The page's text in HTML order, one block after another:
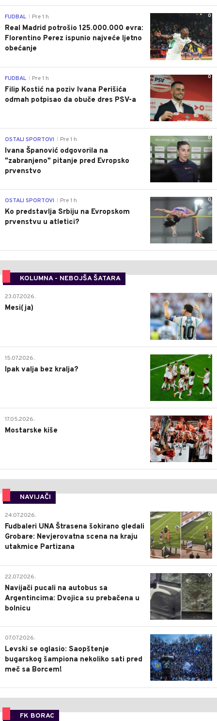
0
FUDBAL Pre 1 h
Real Madrid potrošio 125.000.000 evra:
Florentino Perez ispunio najveće ljetno
obećanje
0
FUDBAL Pre 1 h
Filip Kostić na poziv Ivana Perišića
odmah potpisao da obuče dres PSV-a
0
OSTALI SPORTOVI Pre 1 h
Ivana Španović odgovorila na
"zabranjeno" pitanje pred Evropsko
prvenstvo
0
OSTALI SPORTOVI Pre 1 h
Ko predstavlja Srbiju na Evropskom
prvenstvu u atletici?
KOLUMNA - NEBOJŠA ŠATARA
0
23.07.2026.
Mesi(ja)
2
15.07.2026.
Ipak valja bez kralja?
0
17.05.2026.
Mostarske kiše
NAVIJAČI
0
24.07.2026.
Fudbaleri UNA Štrasena šokirano gledali
Grobare: Nevjerovatna scena na kraju
utakmice Partizana
0
22.07.2026.
Navijači pucali na autobus sa
Argentincima: Dvojica su prebačena u
bolnicu
1
07.07.2026.
Levski se oglasio: Saopštenje
bugarskog šampiona nekoliko sati pred
meč sa Borcem!
FK BORAC